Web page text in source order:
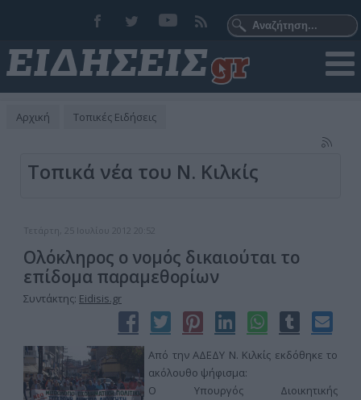
Αρχική Τοπικές Ειδήσεις
Τοπικά νέα του Ν. Κιλκίς
Τετάρτη, 25 Ιουλίου 2012 20:52
Ολόκληρος ο νομός δικαιούται το
επίδομα παραμεθορίων
Συντάκτης: Eidisis.gr
Από την ΑΔΕΔΥ Ν. Κιλκίς εκδόθηκε το
ακόλουθο ψήφισμα:
Ο Υπουργός Διοικητικής